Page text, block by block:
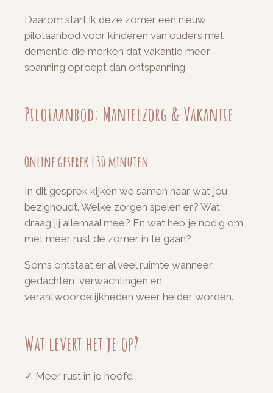
Daarom start ik deze zomer een nieuw
pilotaanbod voor kinderen van ouders met
dementie die merken dat vakantie meer
spanning oproept dan ontspanning.
Pilotaanbod: Mantelzorg & Vakantie
Online gesprek | 30 minuten
In dit gesprek kijken we samen naar wat jou
bezighoudt. Welke zorgen spelen er? Wat
draag jij allemaal mee? En wat heb je nodig om
met meer rust de zomer in te gaan?
Soms ontstaat er al veel ruimte wanneer
gedachten, verwachtingen en
verantwoordelijkheden weer helder worden.
Wat levert het je op?
✓ Meer rust in je hoofd